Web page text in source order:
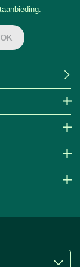
OK